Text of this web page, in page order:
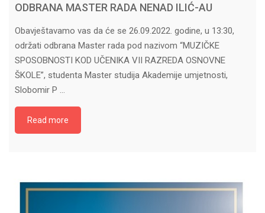
ODBRANA MASTER RADA NENAD ILIĆ-AU
Obavještavamo vas da će se 26.09.2022. godine, u 13:30,
održati odbrana Master rada pod nazivom “MUZIČKE
SPOSOBNOSTI KOD UČENIKA VII RAZREDA OSNOVNE
ŠKOLE”, studenta Master studija Akademije umjetnosti,
Slobomir P …
Read more